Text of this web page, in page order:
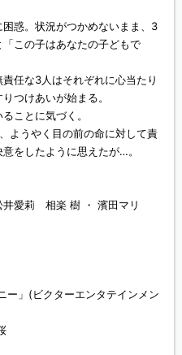
惑。状況がつかめないまま、3
この子はあなたの子どもで
任な3人はそれぞれに心当たり
つけあいが始まる。
ことに気づく。
ようやく目の前の命に対して責
をしたように思えたが…。
愛莉 相楽 樹 ・ 濱田マリ
ー」(ビクターエンタテインメン